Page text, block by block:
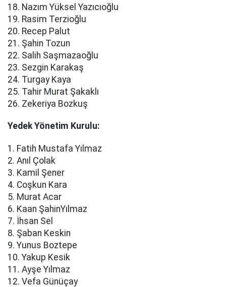
18. Nazım Yüksel Yazıcıoğlu
19. Rasim Terzioğlu
20. Recep Palut
21. Şahin Tozun
22. Salih Saşmazaoğlu
23. Sezgin Karakaş
24. Turgay Kaya
25. Tahir Murat Şakaklı
26. Zekeriya Bozkuş
Yedek Yönetim Kurulu:
1. Fatih Mustafa Yılmaz
2. Anıl Çolak
3. Kamil Şener
4. Coşkun Kara
5. Murat Acar
6. Kaan ŞahinYılmaz
7. İhsan Sel
8. Şaban Keskin
9. Yunus Boztepe
10. Yakup Kesik
11. Ayşe Yılmaz
12. Vefa Günüçay